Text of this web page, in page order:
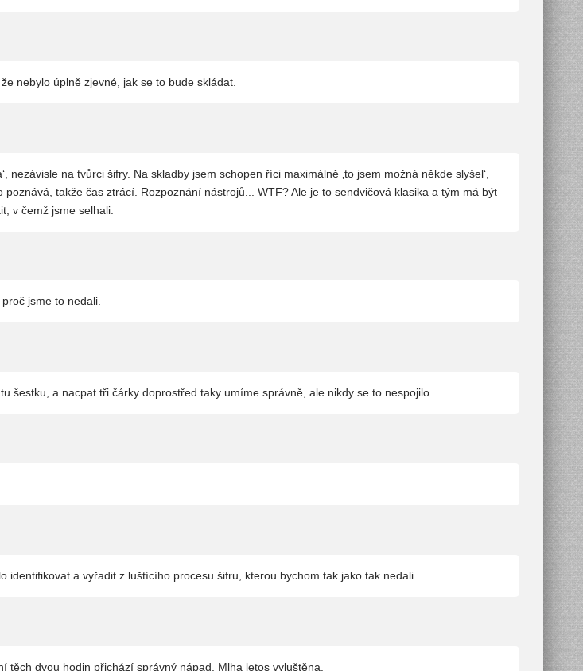
nebylo úplně zjevné, jak se to bude skládat.
nezávisle na tvůrci šifry. Na skladby jsem schopen říci maximálně ‚to jsem možná někde slyšel‘,
takže čas ztrácí. Rozpoznání nástrojů... WTF? Ale je to sendvičová klasika a tým má být
v čemž jsme selhali.
jsme to nedali.
šestku, a nacpat tři čárky doprostřed taky umíme správně, ale nikdy se to nespojilo.
identifikovat a vyřadit z luštícího procesu šifru, kterou bychom tak jako tak nedali.
těch dvou hodin přichází správný nápad. Mlha letos vyluštěna.